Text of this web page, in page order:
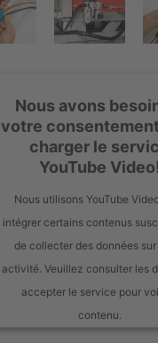
Nous avons
votre
charger le
YouTube Video!
Nous utilisons YouTube
intégrer certains contenus
de collecter des données
activité. Veuillez consulter les
accepter le service pour
contenu.